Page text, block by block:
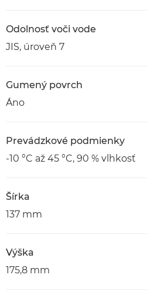
Odolnosť voči vode
JIS, úroveň 7
Gumený povrch
Áno
Prevádzkové podmienky
-10 °C až 45 °C, 90 % vlhkosť
Šírka
137 mm
Výška
175,8 mm